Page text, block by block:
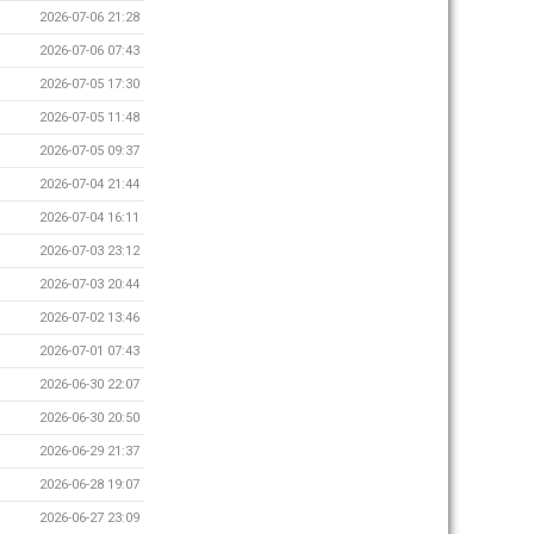
2026-07-06 21:28
2026-07-06 07:43
2026-07-05 17:30
2026-07-05 11:48
2026-07-05 09:37
2026-07-04 21:44
2026-07-04 16:11
2026-07-03 23:12
2026-07-03 20:44
2026-07-02 13:46
2026-07-01 07:43
2026-06-30 22:07
2026-06-30 20:50
2026-06-29 21:37
2026-06-28 19:07
2026-06-27 23:09